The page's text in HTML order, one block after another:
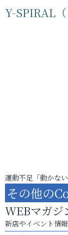
Y-SPIRAL（
運動不足「動かな
その他の
WEBマガジ
新店やイベント情